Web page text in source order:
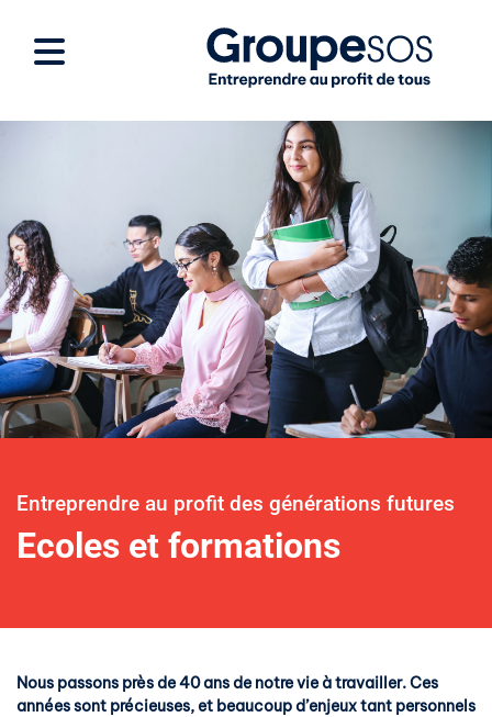
Entreprendre au profit des générations futures
Ecoles et formations
Nous passons près de 40 ans de notre vie à travailler. Ces
années sont précieuses, et beaucoup d’enjeux tant personnels